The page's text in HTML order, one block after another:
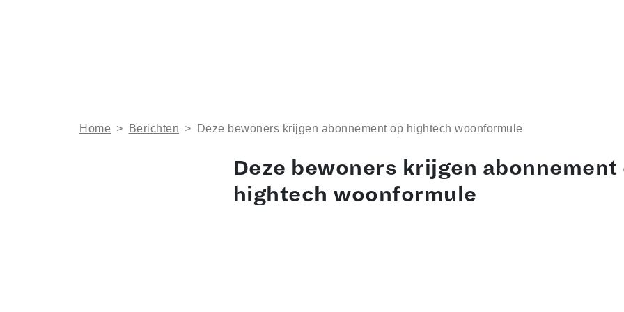
Home > Berichten > Deze bewoners krijgen abonnement op hightech woonformule
Deze bewoners krijgen abonnement
hightech woonformule